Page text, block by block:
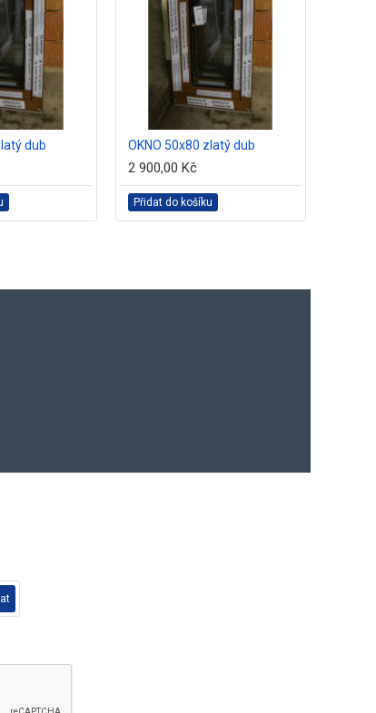
dub OKNO 50x80 zlatý dub
2 900,00 Kč
Přidat do košíku